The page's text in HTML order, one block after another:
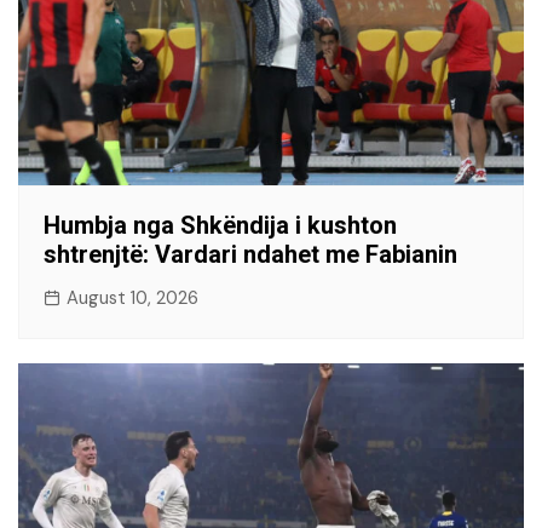
Humbja nga Shkëndija i kushton
shtrenjtë: Vardari ndahet me Fabianin
August 10, 2026